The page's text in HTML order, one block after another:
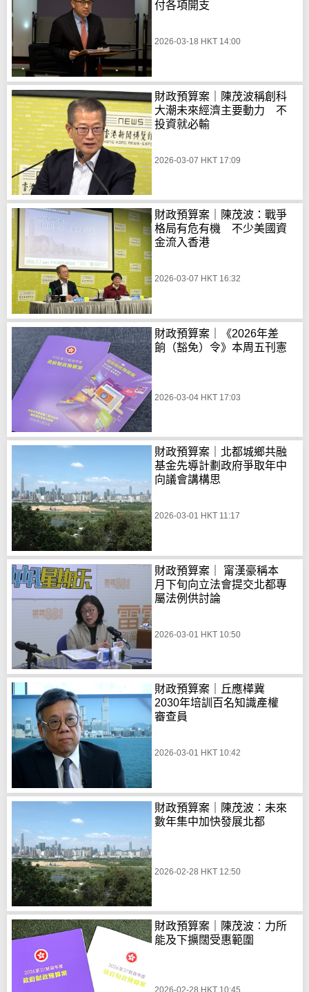
付各項開支
2026-03-18 HKT 14:00
財政預算案｜陳茂波稱創科
大潮未來經濟主要動力 不
投資就必輸
2026-03-07 HKT 17:09
財政預算案｜陳茂波：戰爭
格局有危有機 不少美國資
金流入香港
2026-03-07 HKT 16:32
財政預算案｜《2026年差
餉（豁免）令》本周五刊憲
2026-03-04 HKT 17:03
財政預算案｜北都城鄉共融
基金先導計劃政府爭取年中
向議會講構思
2026-03-01 HKT 11:17
財政預算案｜ 甯漢豪稱本
月下旬向立法會提交北都專
屬法例供討論
2026-03-01 HKT 10:50
財政預算案｜丘應樺冀
2030年培訓百名知識產權
審查員
2026-03-01 HKT 10:42
財政預算案｜陳茂波︰未來
數年集中加快發展北都
2026-02-28 HKT 12:50
財政預算案｜陳茂波︰力所
能及下擴闊受惠範圍
2026-02-28 HKT 10:45